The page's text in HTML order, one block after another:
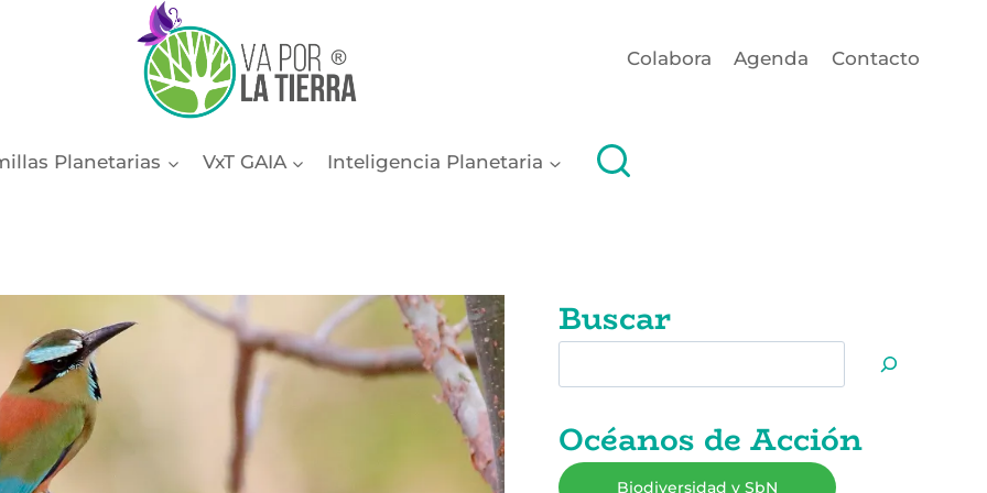
Colabora Agenda Contacto
Planetarias VxT GAIA Inteligencia Planetaria
Buscar
Océanos de Acción
Biodiversidad y SbN